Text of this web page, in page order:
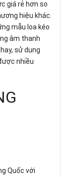
giá rẻ hơn so
hiệu khác.
mẫu loa kéo
âm thanh
sử dụng
nhiều
Quốc với